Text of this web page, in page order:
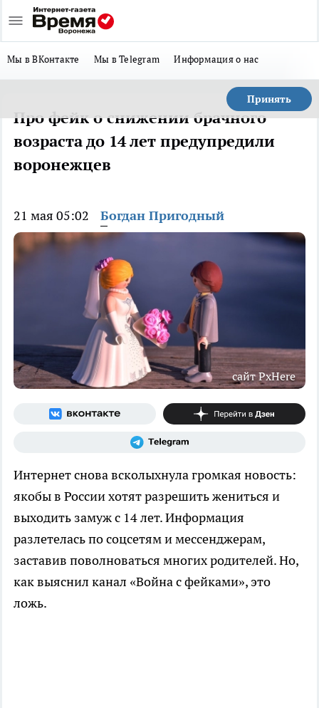
Мы в ВКонтакте Мы в Telegram Информация о нас
Принять
Про фейк о снижении брачного
возраста до 14 лет предупредили
воронежцев
21 мая 05:02 Богдан Пригодный
сайт PxHere
Интернет снова всколыхнула громкая новость:
якобы в России хотят разрешить жениться и
выходить замуж с 14 лет. Информация
разлетелась по соцсетям и мессенджерам,
заставив поволноваться многих родителей. Но,
как выяснил канал «Война с фейками», это
ложь.